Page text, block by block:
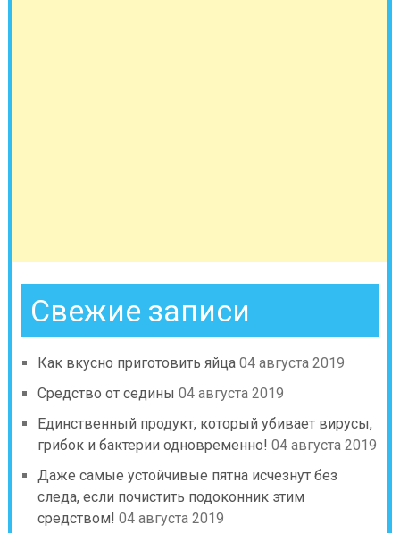
Свежие записи
Как вкусно приготовить яйца 04 августа 2019
Средство от седины 04 августа 2019
Единственный продукт, который убивает вирусы,
грибок и бактерии одновременно! 04 августа 2019
Даже самые устойчивые пятна исчезнут без
следа, если почистить подоконник этим
средством! 04 августа 2019